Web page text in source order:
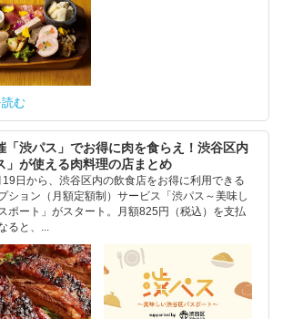
読む
「渋パス」でお得に肉を食らえ！渋谷区内
」が使える肉料理の店まとめ
日から、渋谷区内の飲食店をお得に利用できる
ション（月額定額制）サービス「渋パス～美味し
ポート」がスタート。月額825円（税込）を支払
ると、...